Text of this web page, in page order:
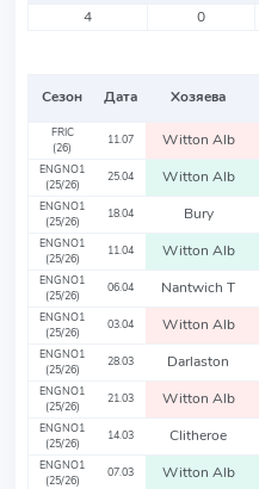
4
0
Сезон Дата Хозяева
FRIC
(26)
11.07 Witton Alb
ENGNO1
(25/26)
25.04 Witton Alb
ENGNO1
(25/26)
18.04 Bury
ENGNO1
(25/26)
11.04 Witton Alb
ENGNO1
(25/26)
06.04 Nantwich T
ENGNO1
(25/26)
03.04 Witton Alb
ENGNO1
(25/26)
28.03 Darlaston
ENGNO1
(25/26)
21.03 Witton Alb
ENGNO1
(25/26)
14.03 Clitheroe
ENGNO1
(25/26)
07.03 Witton Alb